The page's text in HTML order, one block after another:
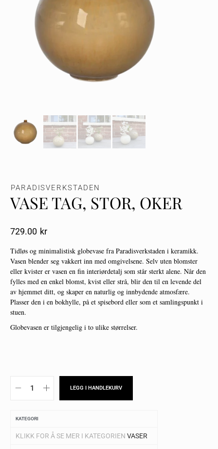
PARADISVERKSTADEN
VASE TAG, STOR, OKER
729.00 Kr
Tidløs og minimalistisk globevase fra Paradisverkstaden i keramikk.
Vasen blender seg vakkert inn med omgivelsene. Selv uten blomster
eller kvister er vasen en fin interiørdetalj som står sterkt alene. Når den
fylles med en enkel blomst, kvist eller strå, blir den til en levende del
av hjemmet ditt, og skaper en naturlig og innbydende atmosfære.
Plasser den i en bokhylle, på et spisebord eller som et samlingspunkt i
stuen.
Globevasen er tilgjengelig i to ulike størrelser.
LEGG I HANDLEKURV
KATEGORI
KLIKK FOR Å SE MER I KATEGORIEN VASER